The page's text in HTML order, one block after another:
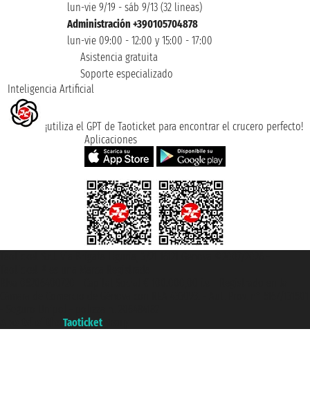
lun-vie 9/19 - sáb 9/13 (32 lineas)
Administración +390105704878
lun-vie 09:00 - 12:00 y 15:00 - 17:00
Asistencia gratuita
Soporte especializado
Inteligencia Artificial
¡utiliza el GPT de Taoticket para encontrar el crucero perfecto!
Aplicaciones
Taoticket